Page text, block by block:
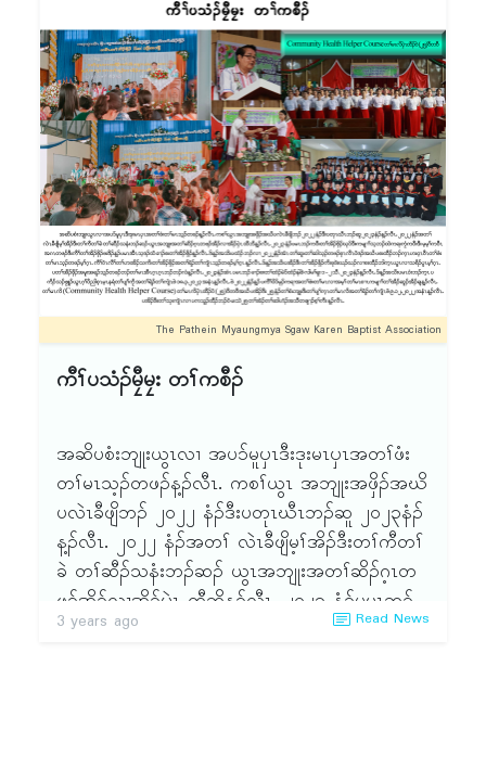
ဘှိးဒီး ဟ့ၣ်က့ၤအီၤတၢ် ကဟုကယာ်ဒီး မၤထူၣ်ဖျဲးထီၣ်
က့ၤအဝဲသ့ၣ်တဖၣ်န့ၣ်လီၤ.
ပစံးဘျုးဘၣ်ယွၤလၢ အဟ့ၣ်ပခိၣ်ပနၢ်တဖၣ်လၢအမ့ၢ် ဖု
သရၣ်ဒိၣ်ဝဲလ်ဒၢၣ်ႇ သရၣ်ဝၣ်ရွှ့ၣ်တၢၣ်တဖၣ်လၢ ကဒုး
အိၣ်ထီၣ်တၢ်ရဲၣ်တၢ် ကျဲၤအံၤ ဒီးသရၣ်ဒိၣ်ဝ့နၢၣ် ထီတ
ထူၣ်တၢ်အိၣ်ဖှိၣ်သရၣ်ဒီး တံၤသကိးသ့ၣ်တဖၣ်လၢ အ
သူၣ်ထီၣ်ဘှီထီၣ်ဝဲဒၣ်တၢ်သူၣ်ထီၣ်သ့ၣ်တဖၣ်န့ၣ်လီၤ.
အိၣ်ဒီး တံၤသကိးလၢထံလီၢ်ကီၢ်ပူၤဒီး ထံယံၤကီၢ်ယံၤ
သ့ၣ်တဖၣ်လၢအယူာ်ဃီၤအစု အတၢ်ဆီၣ်ထဲဒွီး မၤသ
ကိးအဂ့ၤကတၢၢ်န့ၣ်လီၤ.တၢ်စး ထီၣ်အိးထီၣ်ဝဲဒၣ်လီၢ်
ခၢၣ်သးအံၤ ဒီးၦၤစးထီၣ်ဟဲအိၣ်ဝဲဒၣ်(၁ဝ)ဂၤလံန့ၣ်လီၤ.
တၢ်ဆၢကတီၢ်လၢၦၤကဟဲအိၣ်တၢ်အံၤကမ့ၢ်ဝဲဃုလါဒီး
ၦၤတဂၤ တၢ်လၢာ်ကမ့ၢ်ဝဲဒၣ် ခံကလီၤယဲၢ်ကလးဘးန့ၣ်
လီၤ. ကီၢ်နံၣ်ကယၤ(၂၁)ဘျးစဲ တၢ်သးခုကစီၣ်အတၢ်
ဟံးန့ၢ်မူဒါဒီးကွၢ်ထဲတွၢ်ဖံးတၢ်မၤသ့ၣ်တဖၣ်န့ၣ်လီၤ. လီၢ်
ခၢၣ်သးမူဒါခိၣ်မ့ၢ်ဝဲဒၣ် သရၣ်စီၤည့ခၠါ ဒီး ၦၤမၤသကိး
တၢ် အိၣ်ဝဲဒၣ်(၅)ဂၤန့ၣ်လီၤ.
The Pathein Myaungmya Sgaw Karen Baptist Association
ကီၢ်ပသံၣ်မၠီမၠး တၢ်ကစီၣ်
အဆိပစံးဘျုးယွၤလၢ အပ၁်မူၦၤဒီးဒုးမၤၦၤအတၢ်ဖံး
တၢ်မၤသ့ၣ်တဖၣ်န့ၣ်လီၤ. ကစၢ်ယွၤ အဘျုးအဖှိၣ်အဃိ
ပလဲၤခီဖျိဘၣ် ၂ဝ၂၂ နံၣ်ဒီးပတုၤဃီၤဘၣ်ဆူ ၂ဝ၂၃နံၣ်
န့ၣ်လီၤ. ၂ဝ၂၂ နံၣ်အတၢ် လဲၤခီဖျိမ့ၢ်အိၣ်ဒီးတၢ်ကီတၢ်
ခဲ တၢ်ဆီၣ်သနံးဘၣ်ဆၣ် ယွၤအဘျုးအတၢ်ဆိၣ်ဂ့ၤတ
ဖၣ်အိၣ်လၢအိၣ်ၦဲၤ ထီဘိန့ၣ်လီၤ. ၂ဝ၂၃ နံၣ်ပမၤဘၣ်
ကဝီးတၢ်အိၣ်ဖှိၣ်ဃု၁်ဒီးကမျၢၢ်သ့ဘၣ်ထဲကရးကၠံကဝီး
3 years ago Read News